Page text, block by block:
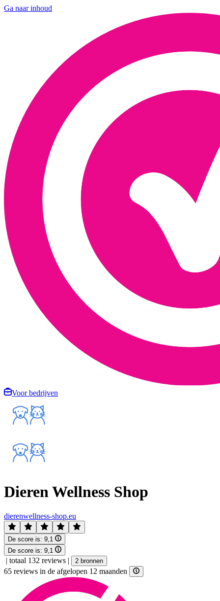
Ga naar inhoud
Voor bedrijven
Dieren Wellness Shop
dierenwellness-shop.eu
De score is: 9,1
De score is: 9,1
| totaal 132 reviews | 2 bronnen
65 reviews in de afgelopen 12 maanden